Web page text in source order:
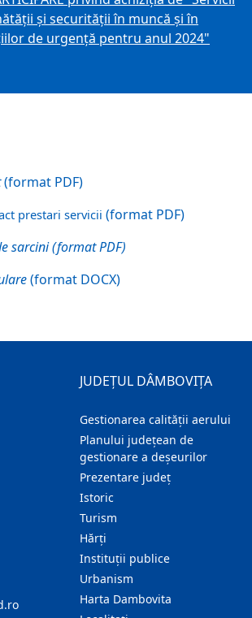
şi securităţii în muncă şi în
de urgenţă pentru anul 2024"
(format PDF)
prestari servicii (format PDF)
sarcini (format PDF)
(format DOCX)
JUDEȚUL DÂMBOVIȚA
Gestionarea calității aerului
Planului județean de
gestionare a deșeurilor
Prezentare judeţ
Istoric
Turism
Hărţi
Instituţii publice
Urbanism
Harta Dambovita